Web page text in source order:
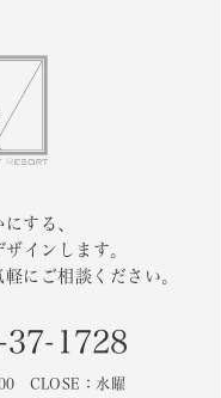
する、
インします。
にご相談ください。
37-1728
CLOSE：水曜